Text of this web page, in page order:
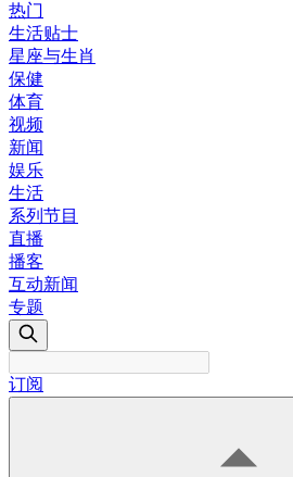
热门
生活贴士
星座与生肖
保健
体育
视频
新闻
娱乐
生活
系列节目
直播
播客
互动新闻
专题
订阅